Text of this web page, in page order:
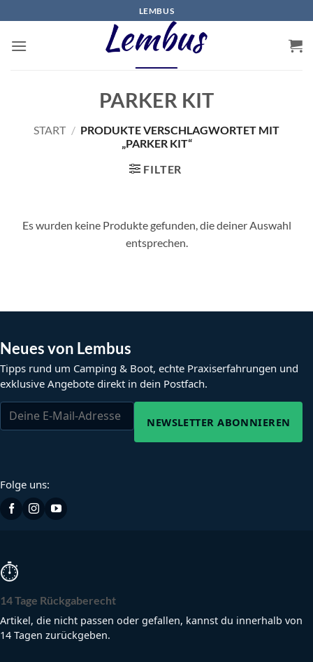
Inhalt
springen
LEMBUS
PARKER KIT
START / PRODUKTE VERSCHLAGWORTET MIT
„PARKER KIT“
FILTER
Es wurden keine Produkte gefunden, die deiner Auswahl
entsprechen.
Neues von Lembus
Tipps rund um Camping & Boot, echte Praxiserfahrungen und
exklusive Angebote direkt in dein Postfach.
NEWSLETTER ABONNIEREN
Folge uns:
⏱
14 Tage Rückgaberecht
Artikel, die nicht passen oder gefallen, kannst du innerhalb von
14 Tagen zurückgeben.